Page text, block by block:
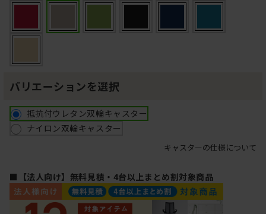
バリエーションを選択
抵抗付ウレタン双輪キャスター
ナイロン双輪キャスター
キャスターの仕様について
■【法人向け】無料見積・4台以上まとめ割対象商品